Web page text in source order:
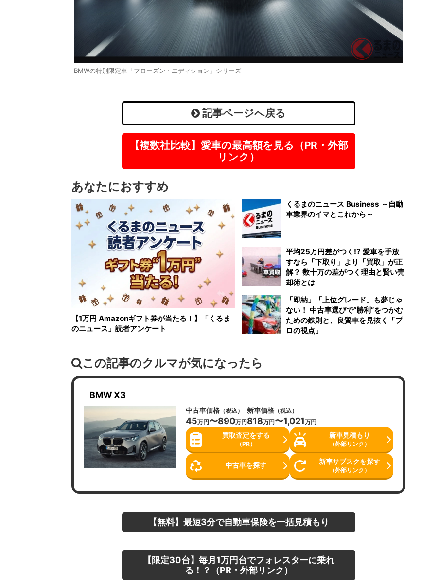
BMWの特別限定車「フローズン・エディション」シリーズ
記事ページへ戻る
【複数社比較】愛車の最高額を見る（PR・外部
リンク）
あなたにおすすめ
【1万円 Amazonギフト券が当たる！】「くるま
のニュース」読者アンケート
くるまのニュース Business ～自動
車業界のイマとこれから～
平均25万円差がつく!? 愛車を手放
すなら「下取り」より「買取」が正
解？ 数十万の差がつく理由と賢い売
却術とは
「即納」「上位グレード」も夢じゃ
ない！ 中古車選びで“勝利”をつかむ
ための鉄則と、良質車を見抜く「プ
ロの視点」
この記事のクルマが気になったら
BMWX3
中古車価格 （税込）
45万円〜890万円
新車価格 （税込）
818万円〜1,021万円
買取査定をする
（PR）
新車見積もり
（外部リンク）
中古車を探す 新車サブスクを探す
（外部リンク）
【無料】最短3分で自動車保険を一括見積もり
【限定30台】毎月1万円台でフォレスターに乗れ
る！？（PR・外部リンク）